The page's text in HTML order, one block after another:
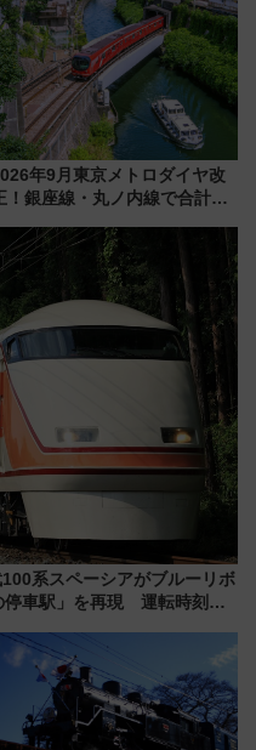
ひまわり園」開園
年9月東京メトロダイヤ改
！銀座線・丸ノ内線で合計
待
系スペーシアがブルーリボ
停車駅」を再現 運転時刻や